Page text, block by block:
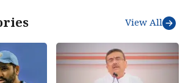
এবার ঘি গরম করে বলগুলি ভেজে নিন।
রং ধরলে তুলে সোজা সিরায় ডুবিয়ে
ঘণ্টা রাখলেই গুলাব জামুনের ভিতর রস
গরম গরম পরিবেশন করুন বাড়িতে তৈরি